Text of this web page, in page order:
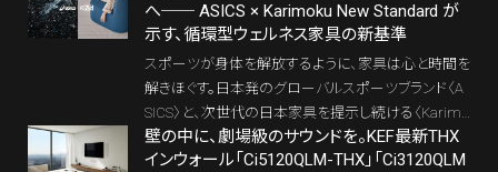
へ── ASICS × Karimoku New Standard が
示す、循環型ウェルネス家具の新基準
スポーツが身体を解放するように、家具は心と時間を
解きほぐす。日本発のグローバルスポーツブランド〈A
SICS〉と、次世代の日本家具を提示し続ける〈Karimo
ku New Standard〉による協業は、「坐る」という日常
行為を、ウェルネスの視点から再定義する試みだ。
壁の中に、劇場級のサウンドを。KEF最新THX
インウォール「Ci5120QLM-THX」「Ci3120QLM